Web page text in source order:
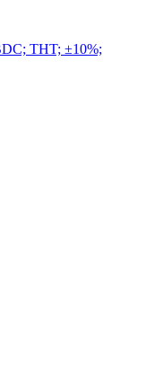
THT; ±10%;